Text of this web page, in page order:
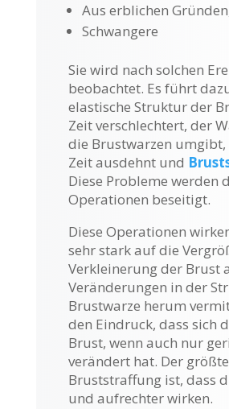
Aus erblichen
Schwangere
Sie wird nach solchen
beobachtet. Es führt
elastische Struktur der
Zeit verschlechtert, der
die Brustwarzen
Zeit ausdehnt und
Diese Probleme werden
Operationen beseitigt.
Diese Operationen
sehr stark auf die
Verkleinerung der Brust
Veränderungen in der
Brustwarze herum
den Eindruck, dass sich
Brust, wenn auch nur
verändert hat. Der
Bruststraffung ist, dass
und aufrechter wirken.